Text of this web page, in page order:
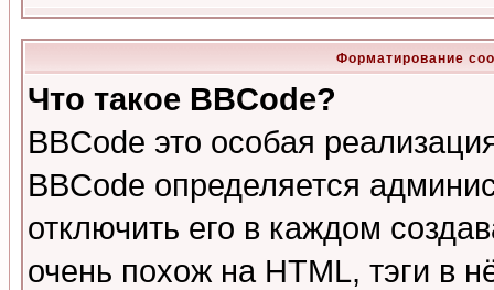
Форматирование
Что такое BBCode?
BBCode это особая
BBCode определяется
отключить его в каждом
очень похож на HTML, тэги в